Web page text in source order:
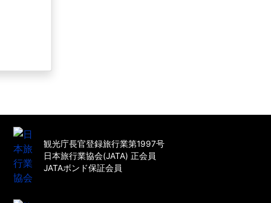
観光庁長官登録旅行業第1997号
日本旅行業協会(JATA) 正会員
JATAボンド保証会員